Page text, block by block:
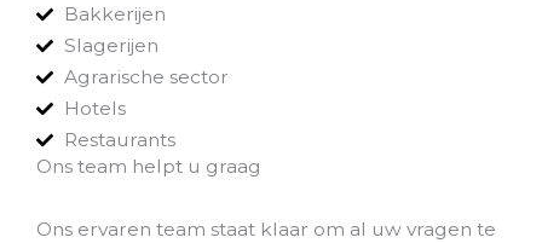
Bakkerijen
Slagerijen
Agrarische sector
Hotels
Restaurants
Ons team helpt u graag
Ons ervaren team staat klaar om al uw vragen te